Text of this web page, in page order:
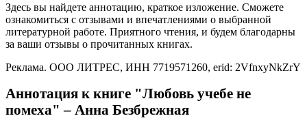
Здесь вы найдете аннотацию, краткое изложение. Сможете
ознакомиться с отзывами и впечатлениями о выбранной
литературной работе. Приятного чтения, и будем благодарны
за ваши отзывы о прочитанных книгах.
Реклама. ООО ЛИТРЕС, ИНН 7719571260, erid: 2VfnxyNkZrY
Аннотация к книге "Любовь учебе не
помеха" – Анна Безбрежная